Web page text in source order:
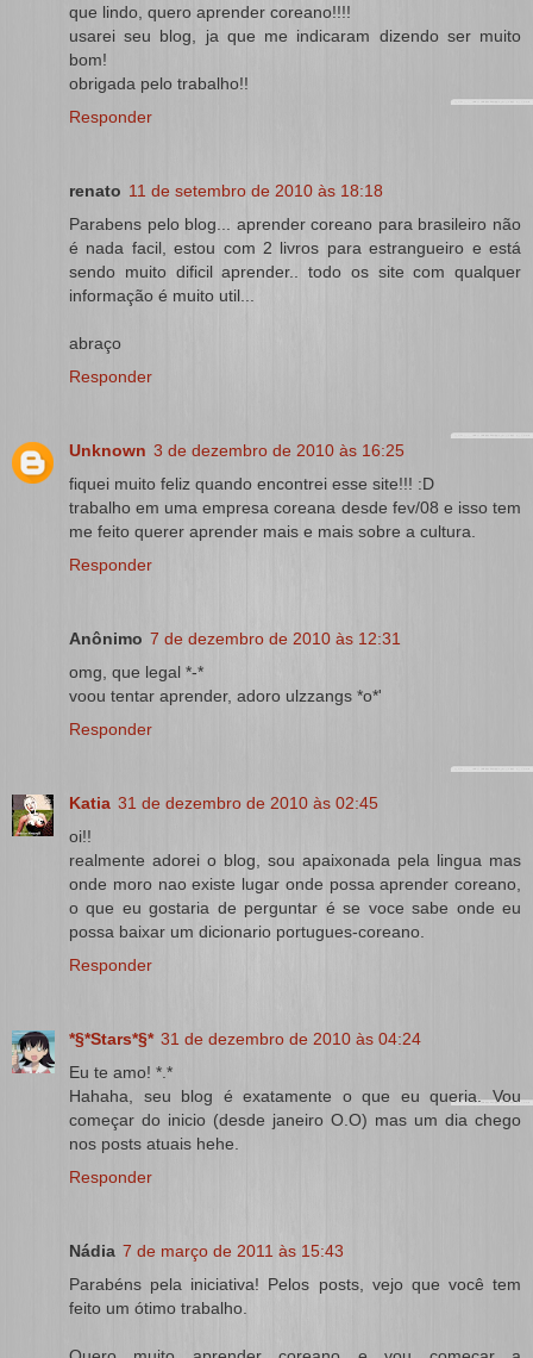
que lindo, quero aprender coreano!!!!
usarei seu blog, ja que me indicaram dizendo ser muito
bom!
obrigada pelo trabalho!!
Responder
renato 11 de setembro de 2010 às 18:18
Parabens pelo blog... aprender coreano para brasileiro não
é nada facil, estou com 2 livros para estrangueiro e está
sendo muito dificil aprender.. todo os site com qualquer
informação é muito util...
abraço
Responder
Unknown 3 de dezembro de 2010 às 16:25
fiquei muito feliz quando encontrei esse site!!! :D
trabalho em uma empresa coreana desde fev/08 e isso tem
me feito querer aprender mais e mais sobre a cultura.
Responder
Anônimo 7 de dezembro de 2010 às 12:31
omg, que legal *-*
voou tentar aprender, adoro ulzzangs *o*'
Responder
Katia 31 de dezembro de 2010 às 02:45
oi!!
realmente adorei o blog, sou apaixonada pela lingua mas
onde moro nao existe lugar onde possa aprender coreano,
o que eu gostaria de perguntar é se voce sabe onde eu
possa baixar um dicionario portugues-coreano.
Responder
*§*Stars*§* 31 de dezembro de 2010 às 04:24
Eu te amo! *.*
Hahaha, seu blog é exatamente o que eu queria. Vou
começar do inicio (desde janeiro O.O) mas um dia chego
nos posts atuais hehe.
Responder
Nádia 7 de março de 2011 às 15:43
Parabéns pela iniciativa! Pelos posts, vejo que você tem
feito um ótimo trabalho.